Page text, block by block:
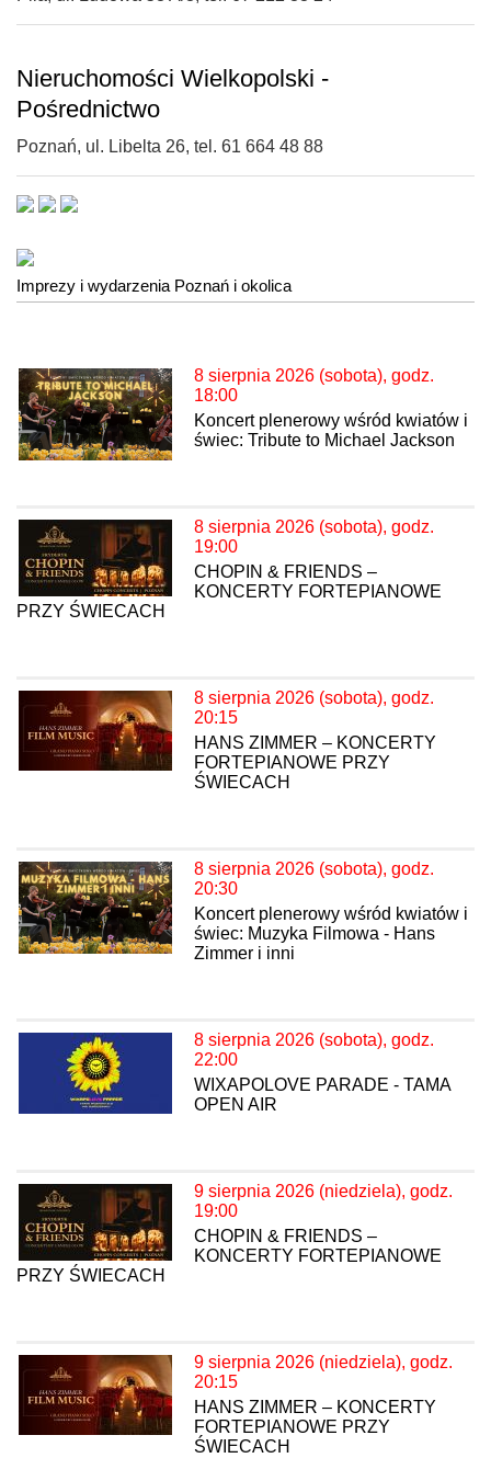
Nieruchomości Wielkopolski -
Pośrednictwo
Poznań, ul. Libelta 26, tel. 61 664 48 88
Imprezy i wydarzenia Poznań i okolica
8 sierpnia 2026 (sobota), godz.
18:00
Koncert plenerowy wśród kwiatów i
świec: Tribute to Michael Jackson
8 sierpnia 2026 (sobota), godz.
19:00
CHOPIN & FRIENDS –
KONCERTY FORTEPIANOWE
PRZY ŚWIECACH
8 sierpnia 2026 (sobota), godz.
20:15
HANS ZIMMER – KONCERTY
FORTEPIANOWE PRZY
ŚWIECACH
8 sierpnia 2026 (sobota), godz.
20:30
Koncert plenerowy wśród kwiatów i
świec: Muzyka Filmowa - Hans
Zimmer i inni
8 sierpnia 2026 (sobota), godz.
22:00
WIXAPOLOVE PARADE - TAMA
OPEN AIR
9 sierpnia 2026 (niedziela), godz.
19:00
CHOPIN & FRIENDS –
KONCERTY FORTEPIANOWE
PRZY ŚWIECACH
9 sierpnia 2026 (niedziela), godz.
20:15
HANS ZIMMER – KONCERTY
FORTEPIANOWE PRZY
ŚWIECACH